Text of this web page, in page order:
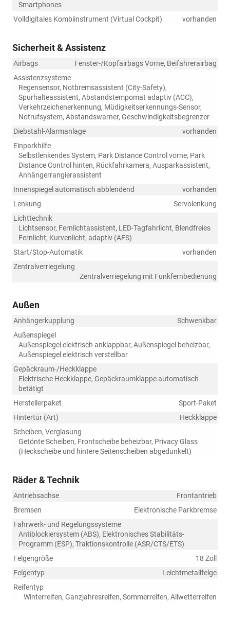
Smartphones
Volldigitales Kombiinstrument (Virtual Cockpit)
vorhanden
Sicherheit & Assistenz
Airbags
Fenster-/Kopfairbags Vorne, Beifahrerairbag
Assistenzsysteme
Regensensor, Notbremsassistent (City-Safety),
Spurhalteassistent, Abstandstempomat adaptiv (ACC),
Verkehrzeichenerkennung, Müdigkeitserkennungs-Sensor,
Notrufsystem, Abstandswarner, Geschwindigkeitsbegrenzer
Diebstahl-Alarmanlage
vorhanden
Einparkhilfe
Selbstlenkendes System, Park Distance Control vorne, Park
Distance Control hinten, Rückfahrkamera, Ausparkassistent,
Anhängerrangierassistent
Innenspiegel automatisch abblendend
vorhanden
Lenkung
Servolenkung
Lichttechnik
Lichtsensor, Fernlichtassistent, LED-Tagfahrlicht, Blendfreies
Fernlicht, Kurvenlicht, adaptiv (AFS)
Start/Stop-Automatik
vorhanden
Zentralverriegelung
Zentralverriegelung mit Funkfernbedienung
Außen
Anhängerkupplung
Schwenkbar
Außenspiegel
Außenspiegel elektrisch anklappbar, Außenspiegel beheizbar,
Außenspiegel elektrisch verstellbar
Gepäckraum-/Heckklappe
Elektrische Heckklappe, Gepäckraumklappe automatisch
betätigt
Herstellerpaket
Sport-Paket
Hintertür (Art)
Heckklappe
Scheiben, Verglasung
Getönte Scheiben, Frontscheibe beheizbar, Privacy Glass
(Heckscheibe und hintere Seitenscheiben abgedunkelt)
Räder & Technik
Antriebsachse
Frontantrieb
Bremsen
Elektronische Parkbremse
Fahrwerk- und Regelungssysteme
Antiblockiersystem (ABS), Elektronisches Stabilitäts-
Programm (ESP), Traktionskontrolle (ASR/CTS/ETS)
Felgengröße
18 Zoll
Felgentyp
Leichtmetallfelge
Reifentyp
Winterreifen, Ganzjahresreifen, Sommerreifen, Allwetterreifen